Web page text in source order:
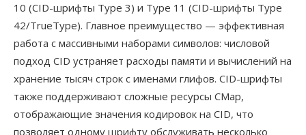
10 (CID-шрифты Type 3) и Type 11 (CID-шрифты Type
42/TrueType). Главное преимущество — эффективная
работа с массивными наборами символов: числовой
подход CID устраняет расходы памяти и вычислений на
хранение тысяч строк с именами глифов. CID-шрифты
также поддерживают сложные ресурсы CMap,
отображающие значения кодировок на CID, что
позволяет одному шрифту обслуживать несколько